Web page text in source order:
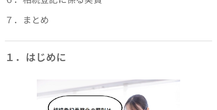
７．まとめ
１．はじめに